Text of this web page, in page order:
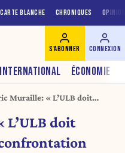
CARTE BLANCHE CHRONIQUES
INTERNATIONAL ÉCONOMIE
S'ABONNER CONNEXION
Muraille: « L’ULB doit
intellectuelle
et non une tribune
»
doit